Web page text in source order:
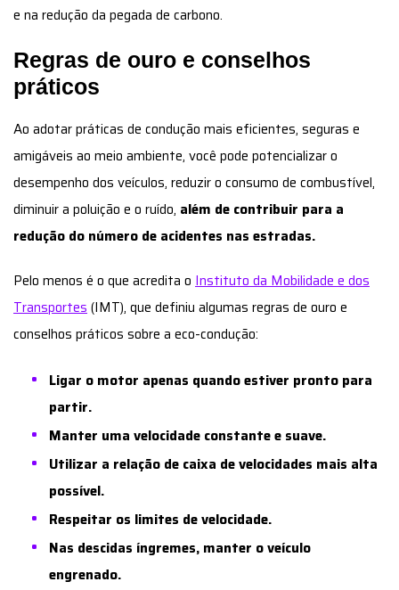
e na redução da pegada de carbono.
Regras de ouro e conselhos
práticos
Ao adotar práticas de condução mais eficientes, seguras e
amigáveis ao meio ambiente, você pode potencializar o
desempenho dos veículos, reduzir o consumo de combustível,
diminuir a poluição e o ruído, além de contribuir para a
redução do número de acidentes nas estradas.
Pelo menos é o que acredita o Instituto da Mobilidade e dos
Transportes (IMT), que definiu algumas regras de ouro e
conselhos práticos sobre a eco-condução:
Ligar o motor apenas quando estiver pronto para
partir.
Manter uma velocidade constante e suave.
Utilizar a relação de caixa de velocidades mais alta
possível.
Respeitar os limites de velocidade.
Nas descidas íngremes, manter o veículo
engrenado.